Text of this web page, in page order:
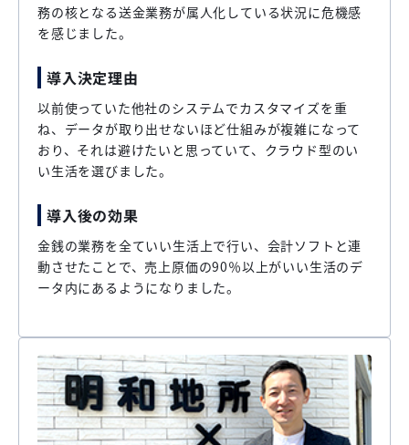
務の核となる送金業務が属人化している状況に危機感
を感じました。
導入決定理由
以前使っていた他社のシステムでカスタマイズを重
ね、データが取り出せないほど仕組みが複雑になって
おり、それは避けたいと思っていて、クラウド型のい
い生活を選びました。
導入後の効果
金銭の業務を全ていい生活上で行い、会計ソフトと連
動させたことで、売上原価の90％以上がいい生活のデ
ータ内にあるようになりました。